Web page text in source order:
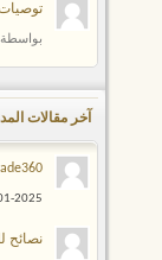
توصيات
بواسطة
آخر مقالات
2025
نصائح